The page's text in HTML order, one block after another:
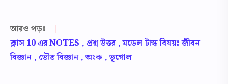
আরও পড়ঃ
|
ক্লাস 10 এর NOTES , প্রশ্ন উত্তর , মডেল টাস্ক বিষয়ঃ জীবন
বিজ্ঞান , ভৌত বিজ্ঞান , অংক , ভূগোল